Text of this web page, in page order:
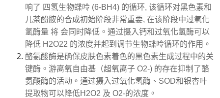
响了 四氢生物蝶呤 (6-BH4) 的循环, 该循环对黑色素和
儿茶酚胺的合成初始阶段非常重要, 在该阶段中过氧化
氢酶量 将 会同时降低。通过摄入钙和过氧化氢酶可以
降低 H2O22 的浓度并起到调节生物蝶呤循环的作用。
酪氨酸酶是确保皮肤色素着色的黑色素生成过程中的关
键酶。游离氧自由基（超氧离子 O2-) 的存在抑制了酪
氨酸酶的活动。通过摄入过氧化氢酶、SOD和银杏叶
提取物可以降低H2O2 及 O2-的浓度。